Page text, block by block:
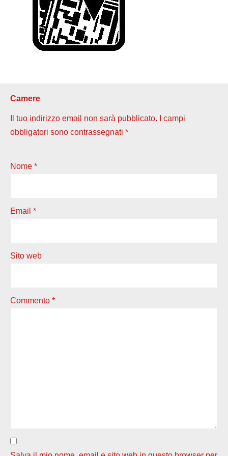
Camere
Il tuo indirizzo email non sarà pubblicato.
I campi
obbligatori sono contrassegnati *
Nome *
Email *
Sito web
Commento *